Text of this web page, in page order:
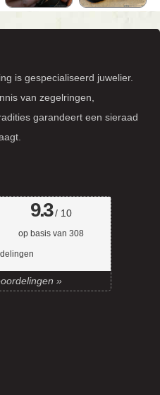
is gespecialiseerd juwelier.
van zegelringen,
garandeert een sieraad
9.3/ 10
op basis van 308
»